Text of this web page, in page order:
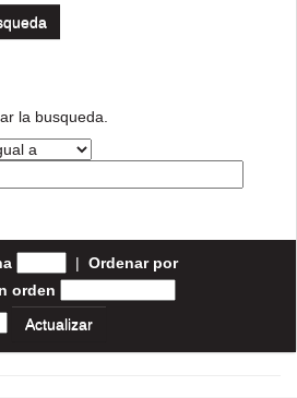
la busqueda.
| Ordenar por
orden